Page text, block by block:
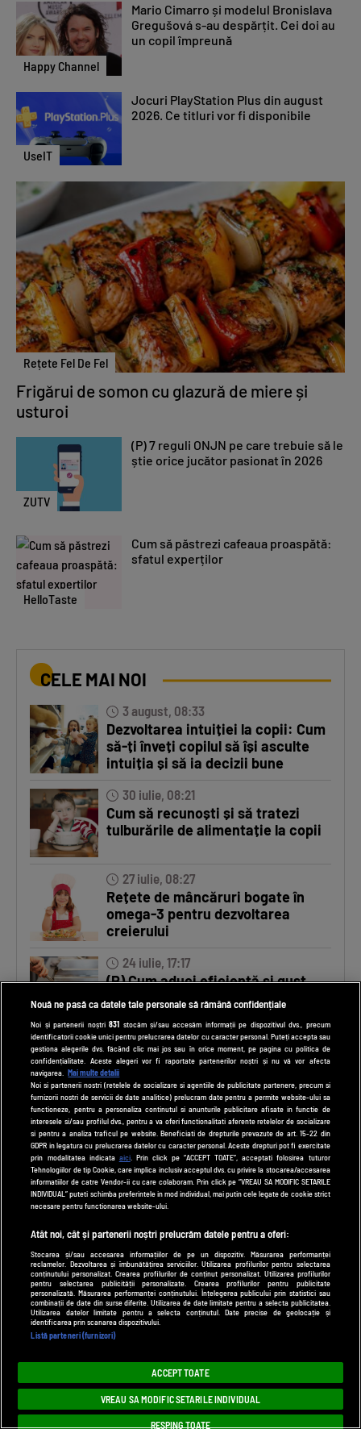
Happy Channel
Mario Cimarro și modelul Bronislava
Gregušová s-au despărțit. Cei doi au
un copil împreună
UseIT
Jocuri PlayStation Plus din august
2026. Ce titluri vor fi disponibile
Rețete Fel De Fel
Frigărui de somon cu glazură de miere și
usturoi
ZUTV
(P) 7 reguli ONJN pe care trebuie să le
știe orice jucător pasionat în 2026
HelloTaste
Cum să păstrezi cafeaua proaspătă:
sfatul experților
CELE MAI NOI
3 august, 08:33
Dezvoltarea intuiției la copii: Cum
să-ți înveți copilul să își asculte
intuiția și să ia decizii bune
30 iulie, 08:21
Cum să recunoști și să tratezi
tulburările de alimentație la copii
27 iulie, 08:27
Rețete de mâncăruri bogate în
omega-3 pentru dezvoltarea
creierului
24 iulie, 17:17
(P) Cum aduci eficiență și gust
bun în bucătăria de zi cu zi
23 iulie, 08:21
Când ar trebui să-i cumperi
telefon copilului?
20 iulie, 08:54
Cum să-l înveți pe copil să spună
„Nu” fără frică
Sarcină
Concepție
Familie
Parenting 2.0
Nouă ne pasă ca datele tale personale să rămână confidențiale
Noi și partenerii noștri831 stocăm și/sau accesăm informații pe dispozitivul dvs., precum
identificatorii cookie unici pentru prelucrarea datelor cu caracter personal. Puteți accepta sau
gestiona alegerile dvs. făcând clic mai jos sau în orice moment, pe pagina cu politica de
confidențialitate. Aceste alegeri vor fi raportate partenerilor noștri și nu vă vor afecta
navigarea.
Mai multe detalii
Noi si partenerii nostri (retelele de socializare si agentiile de publicitate partenere, precum si
furnizorii nostri de servicii de date analitice) prelucram date pentru a permite website-ului sa
functioneze, pentru a personaliza continutul si anunturile publicitare afisate in functie de
interesele si/sau profilul dvs., pentru a va oferi functionalitati aferente retelelor de socializare
si pentru a analiza traficul pe website. Beneficiati de drepturile prevazute de art. 15-22 din
GDPR in legatura cu prelucrarea datelor cu caracter personal. Aceste drepturi pot fi exercitate
prin modalitatea indicata aici. Prin click pe “ACCEPT TOATE”, acceptati folosirea tuturor
Tehnologiilor de tip Cookie, care implica inclusiv acceptul dvs. cu privire la stocarea/accesarea
informatiilor de catre Vendor-ii cu care colaboram. Prin click pe “VREAU SA MODIFIC SETARILE
INDIVIDUAL” puteti schimba preferintele in mod individual, mai putin cele legate de cookie strict
necesare pentru functionarea website-ului.
Atât noi, cât și partenerii noștri prelucrăm datele pentru a oferi:
Stocarea și/sau accesarea informațiilor de pe un dispozitiv. Măsurarea performanței
reclamelor. Dezvoltarea și îmbunătățirea serviciilor. Utilizarea profilurilor pentru selectarea
conținutului personalizat. Crearea profilurilor de conținut personalizat. Utilizarea profilurilor
pentru selectarea publicității personalizate. Crearea profilurilor pentru publicitate
personalizată. Măsurarea performanței conținutului. Înțelegerea publicului prin statistici sau
combinații de date din surse diferite. Utilizarea de date limitate pentru a selecta publicitatea.
Utilizarea datelor limitate pentru a selecta conținutul. Date precise de geolocație și
identificarea prin scanarea dispozitivului.
Listă parteneri (furnizori)
ACCEPT TOATE
RESPING TOATE
VREAU SA MODIFIC SETARILE INDIVIDUAL